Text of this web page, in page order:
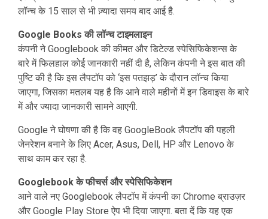
लॉन्च के 15 साल से भी ज़्यादा समय बाद आई है.
Google Books की लॉन्च टाइमलाइन
कंपनी ने Googlebook की कीमत और डिटेल्ड स्पेसिफिकेशन्स के
बारे में फिलहाल कोई जानकारी नहीं दी है, लेकिन कंपनी ने इस बात की
पुष्टि की है कि इस लैपटॉप को ‘इस पतझड़’ के दौरान लॉन्च किया
जाएगा, जिसका मतलब यह है कि आने वाले महीनों में इन डिवाइस के बारे
में और ज्यादा जानकारी सामने आएगी.
Google ने घोषणा की है कि वह GoogleBook लैपटॉप की पहली
जेनरेशन बनाने के लिए Acer, Asus, Dell, HP और Lenovo के
साथ काम कर रहा है.
Googlebook के फीचर्स और स्पेसिफिकेशन
आने वाले नए Googlebook लैपटॉप में कंपनी का Chrome ब्राउज़र
और Google Play Store ऐप भी दिया जाएगा. बता दें कि यह एक